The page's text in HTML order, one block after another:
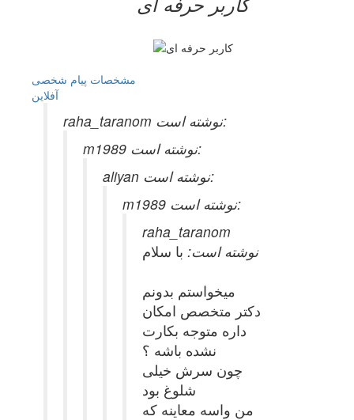
مشخصات پیام شخصی
آفلاين
raha_taranom نوشته است:
m1989 نوشته است:
aliyan نوشته است:
m1989 نوشته است:
raha_taranom
نوشته است: با سلام
میخواستم بدونم
دکتر متخصص امکان
داره متوجه بکارت
نشده باشه ؟
چون سرش خیلی
شلوغ بود
من واسه معاینه که